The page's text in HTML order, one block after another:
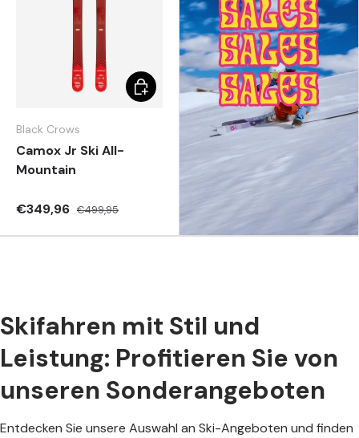
Black Crows
Camox Jr Ski All-
Mountain
€349,96 €499,95
Optionen auswählen
Skifahren mit Stil und
Leistung: Profitieren Sie von
unseren Sonderangeboten
Entdecken Sie unsere Auswahl an Ski-Angeboten und finden